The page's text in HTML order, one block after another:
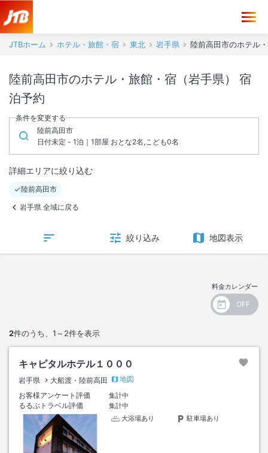
JTBホーム ホテル・旅館・宿 東北 岩手県 陸前高田市のホテル
陸前高田市のホテル・旅館・宿（岩手県） 宿
泊予約
条件を変更する
陸前高田市
日付未定 - 1泊｜1部屋 おとな2名,こども0名
詳細エリアに絞り込む
陸前高田市
岩手県 全域に戻る
絞り込み 地図表示
料金カレンダー
2件のうち、 1～2件を表示
キャピタルホテル１０００
岩手県 大船渡・陸前高田
地図
お客様アンケート評価
集計中
るるぶトラベル評価
集計中
大浴場あり
駐車場あり